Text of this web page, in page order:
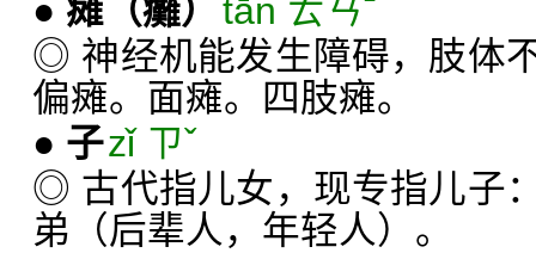
● 瘫 （癱） tān ㄊㄢˉ
◎ 神经机能发生障碍，肢体
偏瘫。面瘫。四肢瘫。
● 子zǐ ㄗˇ
◎ 古代指儿女，现专指儿子
弟（后辈人，年轻人）。